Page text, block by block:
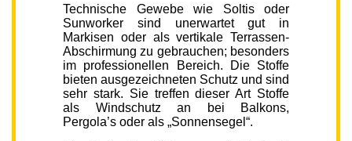
Technische Gewebe wie Soltis oder
Sunworker sind unerwartet gut in
Markisen oder als vertikale Terrassen-
Abschirmung zu gebrauchen; besonders
im professionellen Bereich. Die Stoffe
bieten ausgezeichneten Schutz und sind
sehr stark. Sie treffen dieser Art Stoffe
als Windschutz an bei Balkons,
Pergola’s oder als „Sonnensegel“.